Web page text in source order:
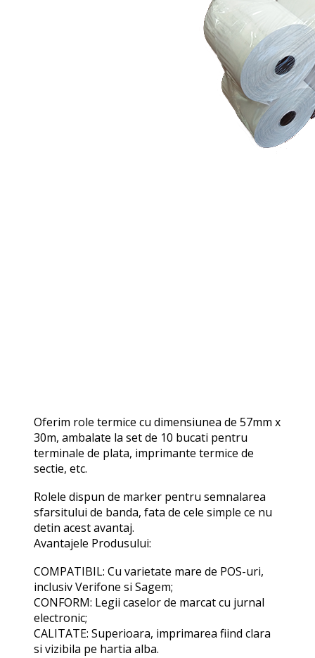
Oferim role termice cu dimensiunea de 57mm x
30m, ambalate la set de 10 bucati pentru
terminale de plata, imprimante termice de
sectie, etc.
Rolele dispun de marker pentru semnalarea
sfarsitului de banda, fata de cele simple ce nu
detin acest avantaj.
Avantajele Produsului:
COMPATIBIL: Cu varietate mare de POS-uri,
inclusiv Verifone si Sagem;
CONFORM: Legii caselor de marcat cu jurnal
electronic;
CALITATE: Superioara, imprimarea fiind clara
si vizibila pe hartia alba.